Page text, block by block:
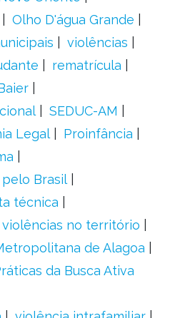
Olho D'água Grande
violências
rematrícula
SEDUC-AM
Legal
Proinfância
pelo Brasil
técnica
violências no território
de Alagoa
da Busca Ativa